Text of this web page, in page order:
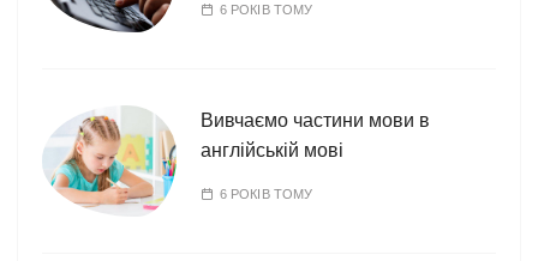
6 РОКІВ ТОМУ
Вивчаємо частини мови в
англійській мові
6 РОКІВ ТОМУ